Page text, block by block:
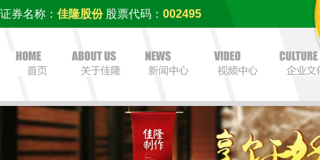
证券名称： 佳隆股份股票代码： 002495